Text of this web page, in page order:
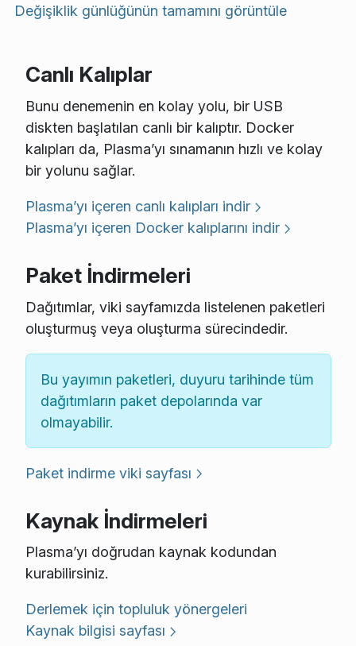
Değişiklik günlüğünün tamamını görüntüle
Canlı Kalıplar
Bunu denemenin en kolay yolu, bir USB
diskten başlatılan canlı bir kalıptır. Docker
kalıpları da, Plasma’yı sınamanın hızlı ve kolay
bir yolunu sağlar.
Plasma’yı içeren canlı kalıpları indir
Plasma’yı içeren Docker kalıplarını indir
Paket İndirmeleri
Dağıtımlar, viki sayfamızda listelenen paketleri
oluşturmuş veya oluşturma sürecindedir.
Bu yayımın paketleri, duyuru tarihinde tüm
dağıtımların paket depolarında var
olmayabilir.
Paket indirme viki sayfası
Kaynak İndirmeleri
Plasma’yı doğrudan kaynak kodundan
kurabilirsiniz.
Derlemek için topluluk yönergeleri
Kaynak bilgisi sayfası